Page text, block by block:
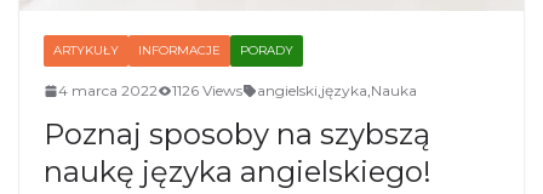
ARTYKUŁY INFORMACJE PORADY
4 marca 2022 1126 Views angielski języka Nauka
Poznaj sposoby na szybszą
naukę języka angielskiego!